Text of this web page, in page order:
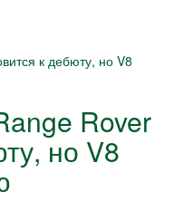
Rover
но V8